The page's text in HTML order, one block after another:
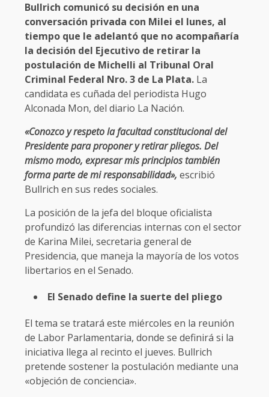
Bullrich comunicó su decisión en una
conversación privada con Milei el lunes, al
tiempo que le adelantó que no acompañaría
la decisión del Ejecutivo de retirar la
postulación de Michelli al Tribunal Oral
Criminal Federal Nro. 3 de La Plata. La
candidata es cuñada del periodista Hugo
Alconada Mon, del diario La Nación.
«Conozco y respeto la facultad constitucional del
Presidente para proponer y retirar pliegos. Del
mismo modo, expresar mis principios también
forma parte de mi responsabilidad», escribió
Bullrich en sus redes sociales.
La posición de la jefa del bloque oficialista
profundizó las diferencias internas con el sector
de Karina Milei, secretaria general de
Presidencia, que maneja la mayoría de los votos
libertarios en el Senado.
El Senado define la suerte del pliego
El tema se tratará este miércoles en la reunión
de Labor Parlamentaria, donde se definirá si la
iniciativa llega al recinto el jueves. Bullrich
pretende sostener la postulación mediante una
«objeción de conciencia».